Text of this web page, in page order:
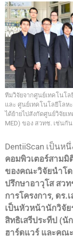
ทีมวิจัยจากศูนย์เทคโนโ
และ ศูนย์เทคโนโลยีโลห
ได้ย้ายไปสังกัดศูนย์วิจัยเ
MED) ของ สวทช. เช่นกัน
DentiiScan เป็นห
คอมพิวเตอร์สามมิ
ของคณะวิจัยนำโ
ปรึกษาอาวุโส สว
การโครงการ, ดร
เป็นหัวหน้านักวิจั
สิทธิเสรีประทีป (นั
ฮาร์ดแวร์ และคณ